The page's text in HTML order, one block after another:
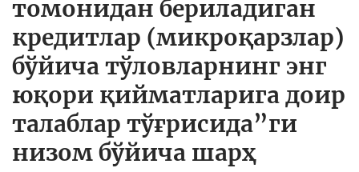
томонидан бериладиган
кредитлар (микроқарзлар)
бўйича тўловларнинг энг
юқори қийматларига доир
талаблар тўғрисида”ги
низом бўйича шарҳ